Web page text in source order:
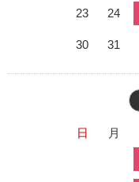
23 24
30 31
日 月